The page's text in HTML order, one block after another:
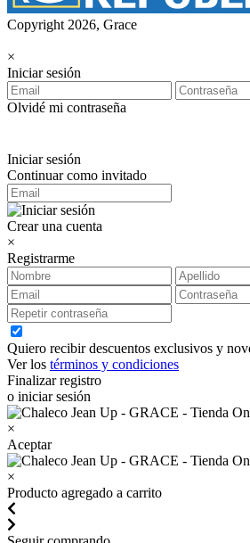
Copyright 2026, Grace
×
Iniciar sesión
Olvidé mi contraseña
Iniciar sesión
Continuar como invitado
Crear una cuenta
×
Registrarme
Quiero recibir descuentos exclusivos y
Ver los términos y condiciones
Finalizar registro
o iniciar sesión
×
Aceptar
×
Producto agregado a carrito